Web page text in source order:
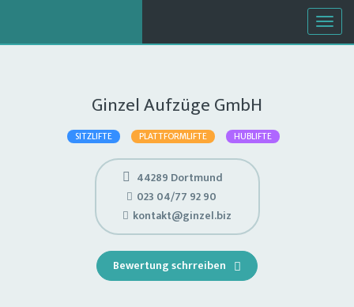
Ginzel Aufzüge GmbH
SITZLIFTE PLATTFORMLIFTE HUBLIFTE
44289 Dortmund
023 04/77 92 90
kontakt@ginzel.biz
Bewertung schrreiben